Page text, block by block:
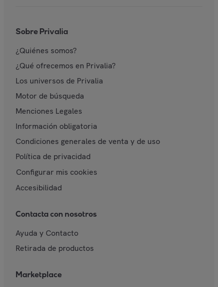
Sobre Privalia
¿Quiénes somos?
¿Qué ofrecemos en Privalia?
Los universos de Privalia
Motor de búsqueda
Menciones Legales
Información obligatoria
Condiciones generales de venta y de uso
Política de privacidad
Configurar mis cookies
Accesibilidad
Contacta con nosotros
Ayuda y Contacto
Retirada de productos
Marketplace